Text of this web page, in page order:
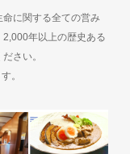
に関する全ての営み
年以上の歴史ある
さい。
。